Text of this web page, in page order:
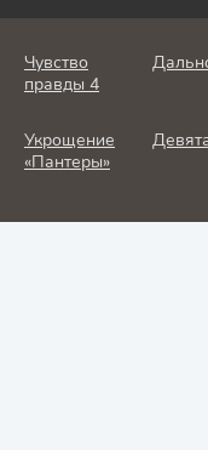
Чувство
правды 4
Укрощение
«Пантеры»